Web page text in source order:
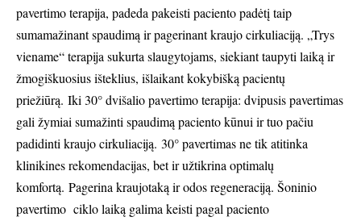
pavertimo terapija, padeda pakeisti paciento padėtį taip
sumamažinant spaudimą ir pagerinant kraujo cirkuliaciją. „Trys
viename“ terapija sukurta slaugytojams, siekiant taupyti laiką ir
žmogiškuosius išteklius, išlaikant kokybišką pacientų
priežiūrą. Iki 30° dvišalio pavertimo terapija: dvipusis pavertimas
gali žymiai sumažinti spaudimą paciento kūnui ir tuo pačiu
padidinti kraujo cirkuliaciją. 30° pavertimas ne tik atitinka
klinikines rekomendacijas, bet ir užtikrina optimalų
komfortą. Pagerina kraujotaką ir odos regeneraciją. Šoninio
pavertimo ciklo laiką galima keisti pagal paciento